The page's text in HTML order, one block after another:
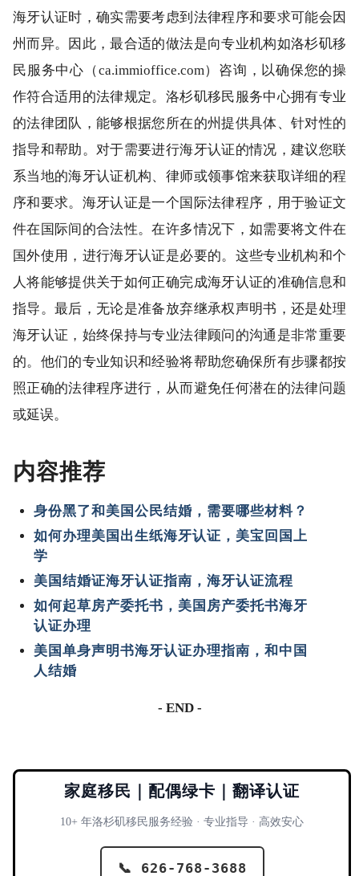
海牙认证时，确实需要考虑到法律程序和要求可能会因
州而异。因此，最合适的做法是向专业机构如洛杉矶移
民服务中心（ca.immioffice.com）咨询，以确保您的操
作符合适用的法律规定。洛杉矶移民服务中心拥有专业
的法律团队，能够根据您所在的州提供具体、针对性的
指导和帮助。对于需要进行海牙认证的情况，建议您联
系当地的海牙认证机构、律师或领事馆来获取详细的程
序和要求。海牙认证是一个国际法律程序，用于验证文
件在国际间的合法性。在许多情况下，如需要将文件在
国外使用，进行海牙认证是必要的。这些专业机构和个
人将能够提供关于如何正确完成海牙认证的准确信息和
指导。最后，无论是准备放弃继承权声明书，还是处理
海牙认证，始终保持与专业法律顾问的沟通是非常重要
的。他们的专业知识和经验将帮助您确保所有步骤都按
照正确的法律程序进行，从而避免任何潜在的法律问题
或延误。
内容推荐
身份黑了和美国公民结婚，需要哪些材料？
如何办理美国出生纸海牙认证，美宝回国上
学
美国结婚证海牙认证指南，海牙认证流程
如何起草房产委托书，美国房产委托书海牙
认证办理
美国单身声明书海牙认证办理指南，和中国
人结婚
- END -
家庭移民｜配偶绿卡｜翻译认证
10+ 年洛杉矶移民服务经验 · 专业指导 · 高效安心
📞 626-768-3688